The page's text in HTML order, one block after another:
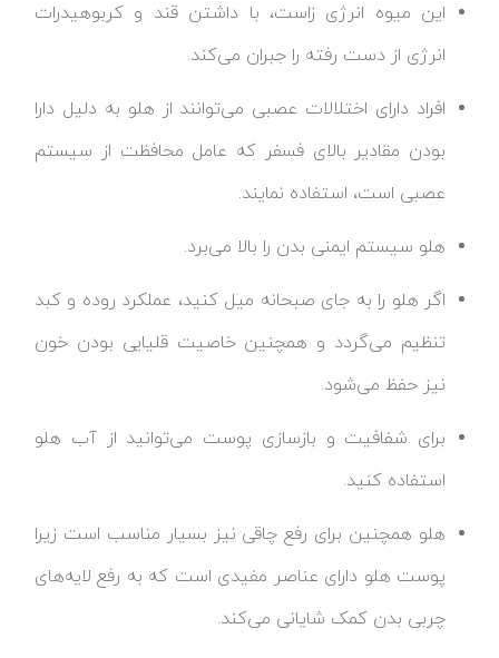
این میوه انرژی زاست، با داشتن قند و کربوهیدرات
انرژی از دست رفته را جبران می‌کند.
افراد دارای اختلالات عصبی می‌توانند از هلو به دلیل دارا
بودن مقادیر بالای فسفر که عامل محافظت از سیستم
عصبی است، استفاده نمایند.
هلو سیستم ایمنی بدن را بالا می‌برد.
اگر هلو را به جای صبحانه میل کنید، عملکرد روده و کبد
تنظیم می‌گردد و همچنین خاصیت قلیایی بودن خون
نیز حفظ می‌شود.
برای شفافیت و بازسازی پوست می‌توانید از آب هلو
استفاده کنید.
هلو همچنین برای رفع چاقی نیز بسیار مناسب است زیرا
پوست هلو دارای عناصر مفیدی است که به رفع لایه‌های
چربی بدن کمک شایانی می‌کند.